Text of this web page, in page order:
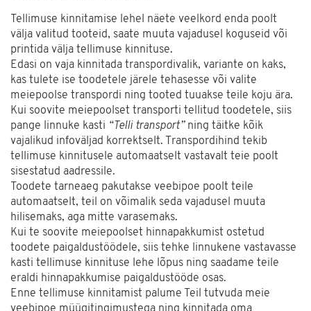
Tellimuse kinnitamise lehel näete veelkord enda poolt
välja valitud tooteid, saate muuta vajadusel koguseid või
printida välja tellimuse kinnituse.
Edasi on vaja kinnitada transpordivalik, variante on kaks,
kas tulete ise toodetele järele tehasesse või valite
meiepoolse transpordi ning tooted tuuakse teile koju ära.
Kui soovite meiepoolset transporti tellitud toodetele, siis
pange linnuke kasti “Telli transport”ning täitke kõik
vajalikud infoväljad korrektselt. Transpordihind tekib
tellimuse kinnitusele automaatselt vastavalt teie poolt
sisestatud aadressile.
Toodete tarneaeg pakutakse veebipoe poolt teile
automaatselt, teil on võimalik seda vajadusel muuta
hilisemaks, aga mitte varasemaks.
Kui te soovite meiepoolset hinnapakkumist ostetud
toodete paigaldustöödele, siis tehke linnukene vastavasse
kasti tellimuse kinnituse lehe lõpus ning saadame teile
eraldi hinnapakkumise paigaldustööde osas.
Enne tellimuse kinnitamist palume Teil tutvuda meie
veebipoe müügitingimustega ning kinnitada oma